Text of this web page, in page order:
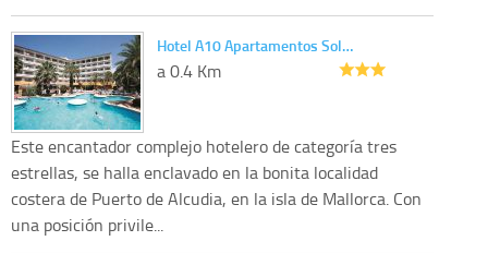
Hotel A10 Apartamentos Sol…
a 0.4 Km
Este encantador complejo hotelero de categoría tres
estrellas, se halla enclavado en la bonita localidad
costera de Puerto de Alcudia, en la isla de Mallorca. Con
una posición privile...